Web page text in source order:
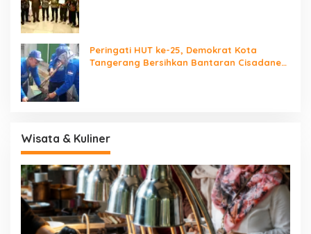
Peringati HUT ke-25, Demokrat Kota
Tangerang Bersihkan Bantaran Cisadane
Wisata & Kuliner